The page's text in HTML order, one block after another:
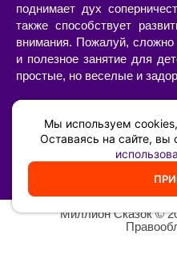
поднимает дух
также способствует
внимания. Пожалуй,
и полезное занятие для
простые, но веселые и
Слушать или скачать
минусами, современные
можно на нашем сайте.
позволит составить свой
композиций, которые
Миллион Сказок©️
Мы используем
Оставаясь на сайте, вы